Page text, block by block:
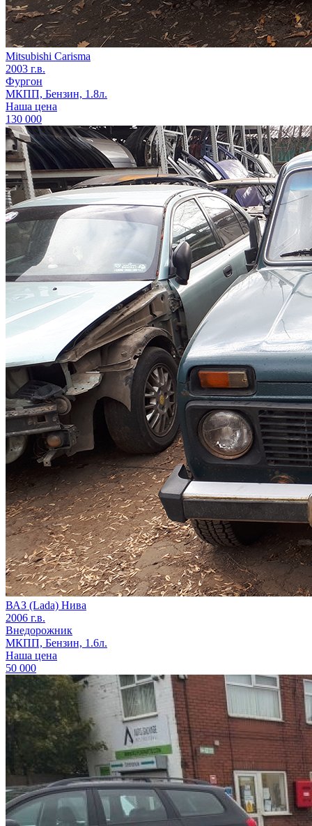
Mitsubishi Carisma
2003 г.в.
Фургон
МКПП, Бензин, 1.8л.
Наша цена
130 000
ВАЗ (Lada) Нива
2006 г.в.
Внедорожник
МКПП, Бензин, 1.6л.
Наша цена
50 000